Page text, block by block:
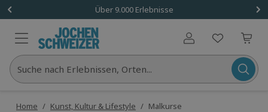
Über 9.000 Erlebnisse
Benutzerkonto
Suche nach Erlebnissen, Orten...
Home / Kunst, Kultur & Lifestyle / Malkurse